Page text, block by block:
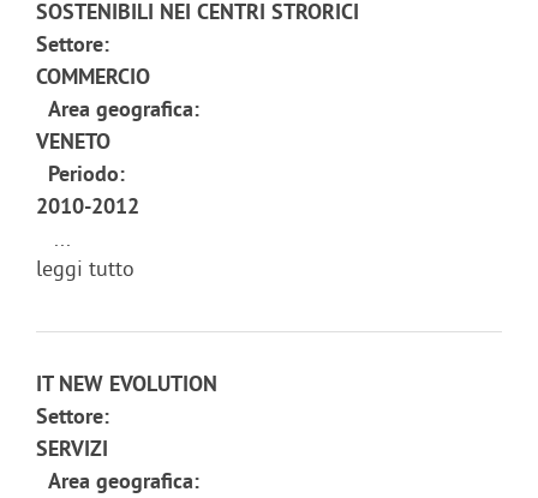
SOSTENIBILI NEI CENTRI STRORICI
Settore:
COMMERCIO
Area geografica:
VENETO
Periodo:
2010-2012
...
leggi tutto
IT NEW EVOLUTION
Settore:
SERVIZI
Area geografica: